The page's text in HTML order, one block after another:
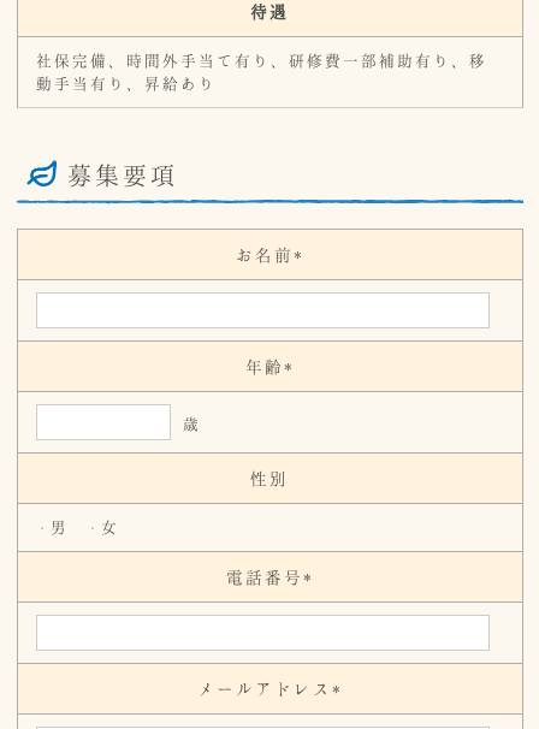
待遇
社保完備、時間外手当て有り、研修費一部補助有り、移
動手当有り、昇給あり
募集要項
お名前*
年齢*
歳
性別
男 女
電話番号*
メールアドレス*